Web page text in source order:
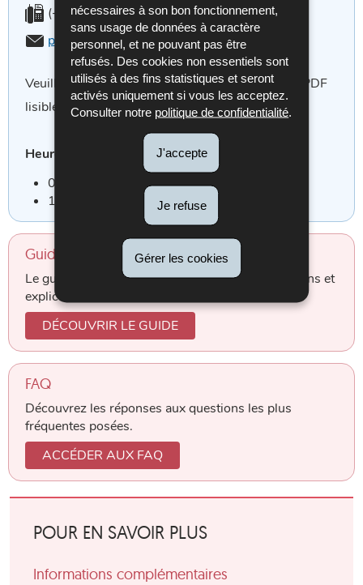
nécessaires à son bon fonctionnement,
sans usage de données à caractère
personnel, et ne pouvant pas être
refusés. Des cookies non essentiels sont
utilisés à des fins statistiques et seront
activés uniquement si vous les acceptez.
Consulter notre politique de confidentialité
J'accepte
Je refuse
Gérer les cookies
Fax:
(+352) 49 53 35
Email:
prestations.aaa@secu.lu
Veuillez envoyer vos documents dans un format PDF
lisible.
Heures de bureau
09h00 à 11h30
13h30 à 16h00
Guide de l'assuré
Le guide de l'assuré reprend toutes les informations et
explications concernant l'assurance accident.
DÉCOUVRIR LE GUIDE
FAQ
Découvrez les réponses aux questions les plus
fréquentes posées.
ACCÉDER AUX FAQ
POUR EN SAVOIR PLUS
Informations complémentaires